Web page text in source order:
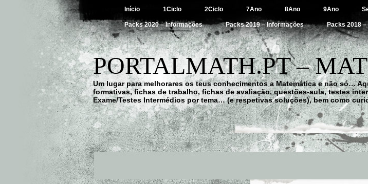
Início 1Ciclo 2Ciclo 7Ano 8Ano 9Ano
Packs 2020 – Informações Packs 2019 – Informações Packs 2018
PORTALMATH.PT –
Um lugar para melhorares os teus conhecimentos a Matemática e não só…
formativas, fichas de trabalho, fichas de avaliação, questões-aula, testes
Exame/Testes Intermédios por tema… (e respetivas soluções), bem como